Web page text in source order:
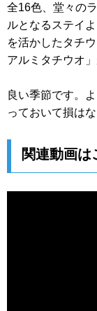
全16色、堂々の
ルとなるステイ
を活かしたタチ
アルミタチウオ
良い季節です。
っておいて損はな
関連動画は